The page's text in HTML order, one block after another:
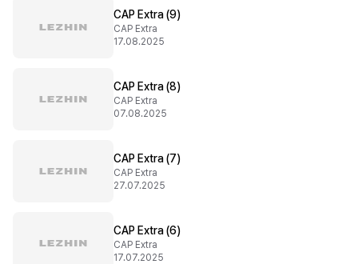
CAP Extra (9)
CAP Extra
17.08.2025
CAP Extra (8)
CAP Extra
07.08.2025
CAP Extra (7)
CAP Extra
27.07.2025
CAP Extra (6)
CAP Extra
17.07.2025